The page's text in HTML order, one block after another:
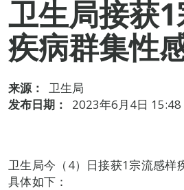
卫生局接获
疾病群集性
来源：
卫生局
发布日期：
2023年6月4日 15:48
卫生局今（4）日接获1宗流感样
具体如下：